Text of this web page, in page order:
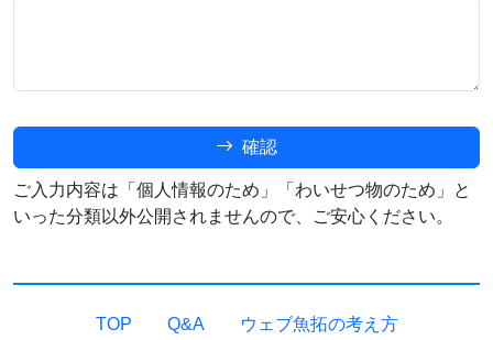
確認
ご入力内容は「個人情報のため」「わいせつ物のため」と
いった分類以外公開されませんので、ご安心ください。
TOP Q&A ウェブ魚拓の考え方